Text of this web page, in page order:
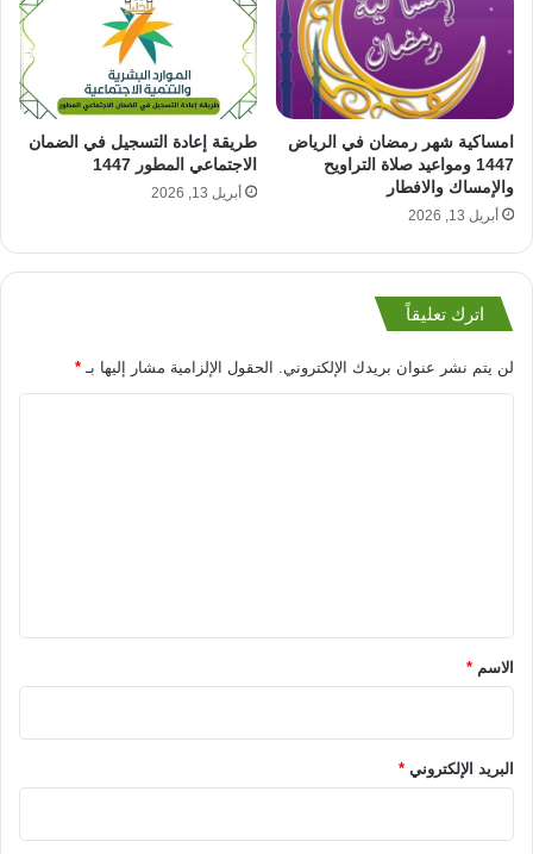
امساكية شهر رمضان في الرياض
1447 ومواعيد صلاة التراويح
والإمساك والافطار
أبريل 13, 2026
طريقة إعادة التسجيل في الضمان
الاجتماعي المطور 1447
أبريل 13, 2026
اترك تعليقاً
لن يتم نشر عنوان بريدك الإلكتروني. الحقول الإلزامية مشار إليها بـ *
*الاسم *
البريد الإلكتروني *